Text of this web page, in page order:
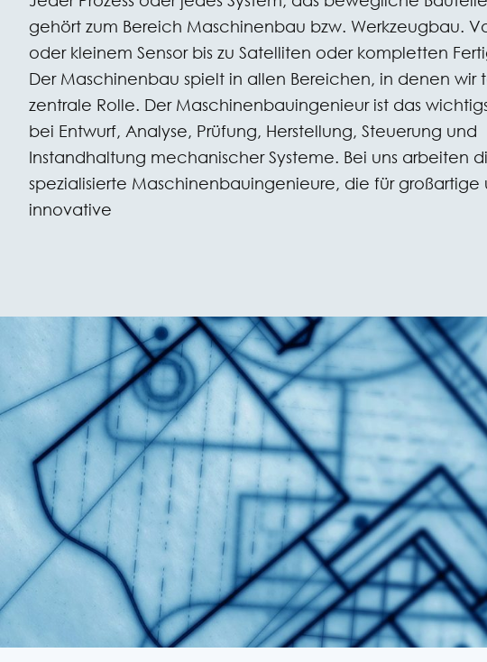
gehört zum Bereich Maschinenbau bzw. Werkzeugbau.
oder kleinem Sensor bis zu Satelliten oder kompletten
Der Maschinenbau spielt in allen Bereichen, in denen wir
zentrale Rolle. Der Maschinenbauingenieur ist das
bei Entwurf, Analyse, Prüfung, Herstellung, Steuerung und
Instandhaltung mechanischer Systeme. Bei uns arbeiten
spezialisierte Maschinenbauingenieure, die für großartige
innovative